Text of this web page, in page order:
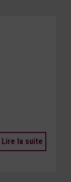
Lire la suite